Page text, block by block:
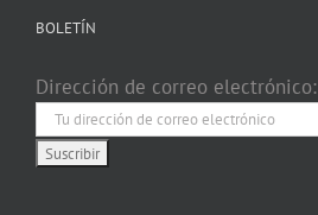
BOLETÍN
Dirección de correo electrónico: